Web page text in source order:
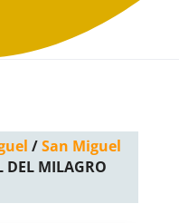
/San Miguel
MILAGRO